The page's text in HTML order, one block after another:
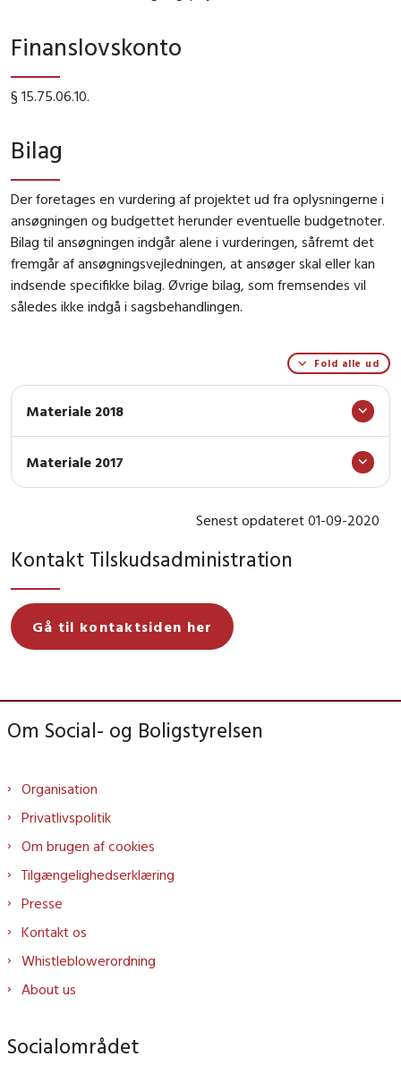
Finanslovskonto
§ 15.75.06.10.
Bilag
Der foretages en vurdering af projektet ud fra oplysningerne i
ansøgningen og budgettet herunder eventuelle budgetnoter.
Bilag til ansøgningen indgår alene i vurderingen, såfremt det
fremgår af ansøgningsvejledningen, at ansøger skal eller kan
indsende specifikke bilag. Øvrige bilag, som fremsendes vil
således ikke indgå i sagsbehandlingen.
Fold alle ud
Materiale 2018
Materiale 2017
Senest opdateret 01-09-2020
Kontakt Tilskudsadministration
Gå til kontaktsiden her
Om Social- og Boligstyrelsen
Organisation
Privatlivspolitik
Om brugen af cookies
Tilgængelighedserklæring
Presse
Kontakt os
Whistleblowerordning
About us
Socialområdet